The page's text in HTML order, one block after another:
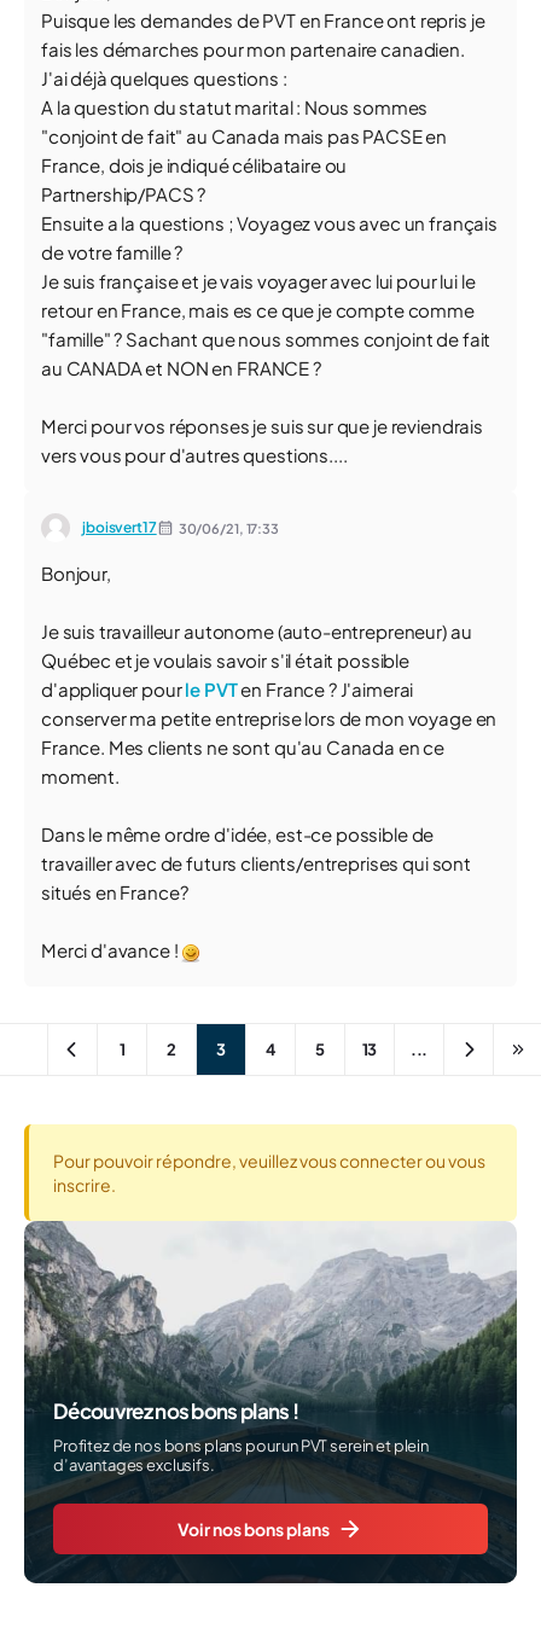
Puisque les demandes de PVT en France ont repris je
fais les démarches pour mon partenaire canadien.
J'ai déjà quelques questions :
A la question du statut marital : Nous sommes
"conjoint de fait" au Canada mais pas PACSE en
France, dois je indiqué célibataire ou
Partnership/PACS ?
Ensuite a la questions ; Voyagez vous avec un français
de votre famille ?
Je suis française et je vais voyager avec lui pour lui le
retour en France, mais es ce que je compte comme
"famille" ? Sachant que nous sommes conjoint de fait
au CANADA et NON en FRANCE ?
Merci pour vos réponses je suis sur que je reviendrais
vers vous pour d'autres questions....
jboisvert17 30/06/21, 17:33
Bonjour,
Je suis travailleur autonome (auto-entrepreneur) au
Québec et je voulais savoir s'il était possible
d'appliquer pourle PVTen France ? J'aimerai
conserver ma petite entreprise lors de mon voyage en
France. Mes clients ne sont qu'au Canada en ce
moment.
Dans le même ordre d'idée, est-ce possible de
travailler avec de futurs clients/entreprises qui sont
situés en France?
Merci d'avance !
1 2 3 4 5 13 ...
Pour pouvoir répondre, veuillez vous connecter ou vous
inscrire.
Découvrez nos bons plans !
Profitez de nos bons plans pour un PVT serein et plein
d’avantages exclusifs.
Voir nos bons plans